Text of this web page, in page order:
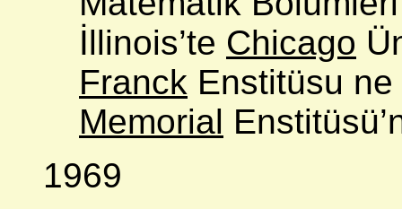
İllinois’te Chicago
Franck Enstitüsu
Memorial
1969